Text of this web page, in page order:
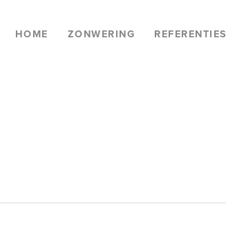
HOME ZONWERING REFERENTIES